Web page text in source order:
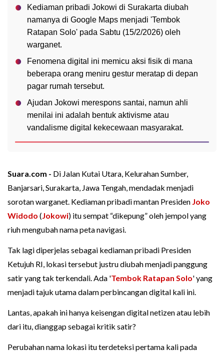
Kediaman pribadi Jokowi di Surakarta diubah
namanya di Google Maps menjadi 'Tembok
Ratapan Solo' pada Sabtu (15/2/2026) oleh
warganet.
Fenomena digital ini memicu aksi fisik di mana
beberapa orang meniru gestur meratap di depan
pagar rumah tersebut.
Ajudan Jokowi merespons santai, namun ahli
menilai ini adalah bentuk aktivisme atau
vandalisme digital kekecewaan masyarakat.
Suara.com - Di Jalan Kutai Utara, Kelurahan Sumber,
Banjarsari, Surakarta, Jawa Tengah, mendadak menjadi
sorotan warganet. Kediaman pribadi mantan Presiden Joko
Widodo ( Jokowi) itu sempat “dikepung” oleh jempol yang
riuh mengubah nama peta navigasi.
Tak lagi diperjelas sebagai kediaman pribadi Presiden
Ketujuh RI, lokasi tersebut justru diubah menjadi panggung
satir yang tak terkendali. Ada 'Tembok Ratapan Solo' yang
menjadi tajuk utama dalam perbincangan digital kali ini.
Lantas, apakah ini hanya keisengan digital netizen atau lebih
dari itu, dianggap sebagai kritik satir?
Perubahan nama lokasi itu terdeteksi pertama kali pada